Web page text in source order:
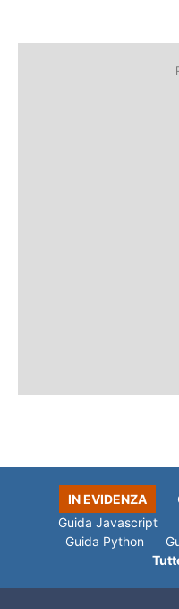
IN EVIDENZA
Guida Javascript
Guida Python